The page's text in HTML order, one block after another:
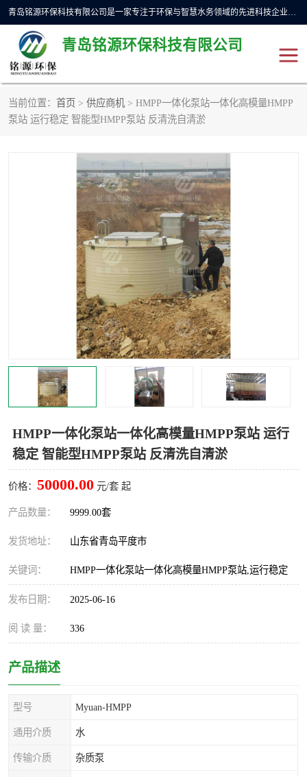
青岛铭源环保科技有限公司是一家专注于环保与智慧水务领域的先进科技企业，公司专注于云智能一体化预制泵站、水务循环利用、海绵城市、云智慧水务开发及新型环保技术研发等领域。铭源环保以为客户提供优质产品、专业技术服务为己任。为客户提供量身定制方案，提供多种配置方案满足实际使用要求。严控供货周期，并提供高标准后期维护。以环保为己任，视质量如生命，以技术做先导，靠诚信赢客户。
青岛铭源环保科技有限公司
当前位置： 首页 > 供应商机 > HMPP一体化泵站一体化高模量HMPP
泵站 运行稳定 智能型HMPP泵站 反清洗自清淤
HMPP一体化泵站一体化高模量HMPP泵站 运行
稳定 智能型HMPP泵站 反清洗自清淤
价格： 50000.00 元/套 起
产品数量： 9999.00套
发货地址： 山东省青岛平度市
关键词： HMPP一体化泵站一体化高模量HMPP泵站,运行稳定
发布日期： 2025-06-16
阅 读 量： 336
产品描述
型号 Myuan-HMPP
通用介质 水
传输介质 杂质泵
一体化HMPP泵站 气动柔性截污装置
智能旋转喷射器
液动限流闸门
加压泵房/灌溉泵房 一体化预制泵站
不锈钢浮筒阀 真空冲洗装置
雨水收集回用装置 门式冲洗装置
智能一体化灌溉泵房 一体化污水处理泵房
水面垃圾清理装置 浅层砂过滤装置
一体化泵闸
真空冲洗设备 翻转式堰门
水平自清洗格栅